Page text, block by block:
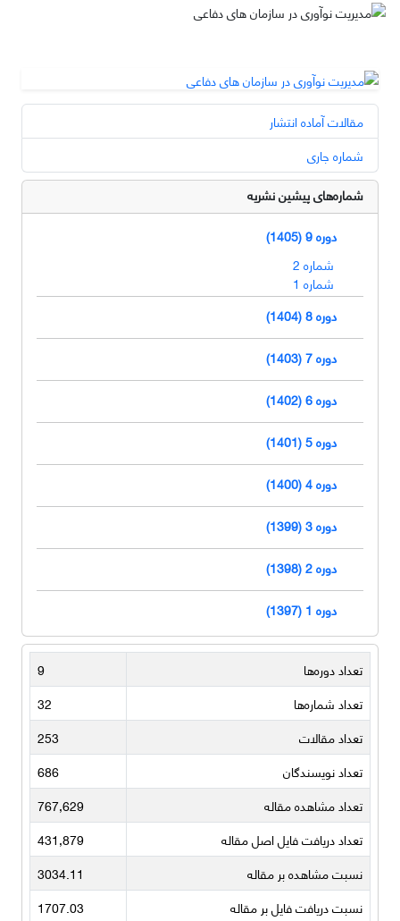
مقالات آماده انتشار
شماره جاری
شماره‌های پیشین نشریه
دوره 9 (1405)
شماره 2
شماره 1
دوره 8 (1404)
دوره 7 (1403)
دوره 6 (1402)
دوره 5 (1401)
دوره 4 (1400)
دوره 3 (1399)
دوره 2 (1398)
دوره 1 (1397)
تعداد دوره‌ها
9
تعداد شماره‌ها
32
تعداد مقالات
253
تعداد نویسندگان
686
تعداد مشاهده مقاله
767,629
تعداد دریافت فایل اصل مقاله
431,879
نسبت مشاهده بر مقاله
3034.11
نسبت دریافت فایل بر مقاله
1707.03